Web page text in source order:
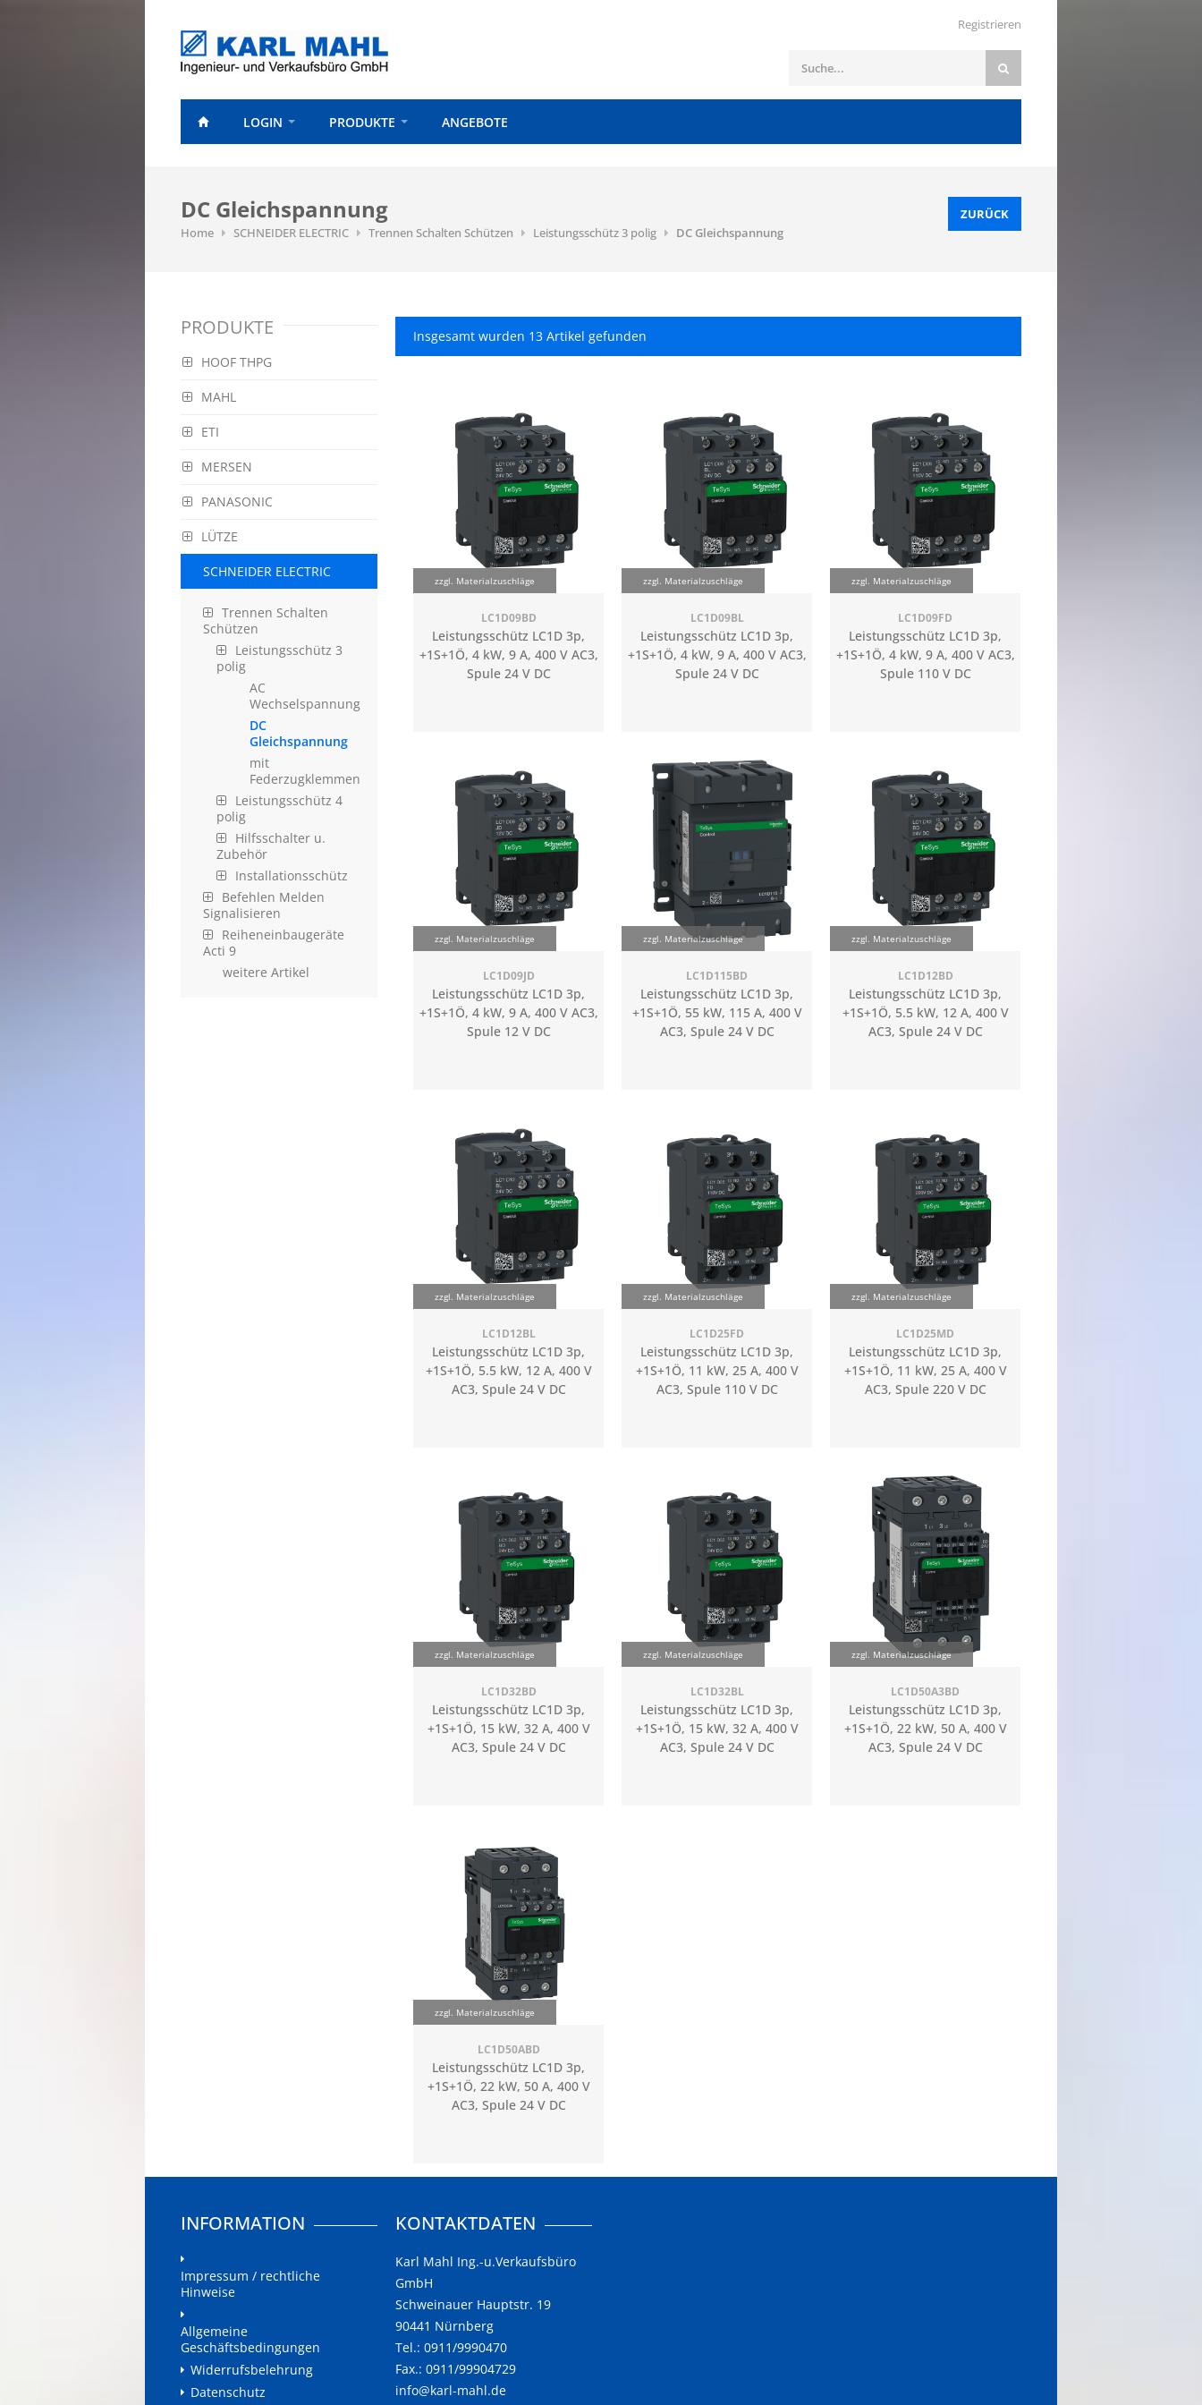
Registrieren
LOGIN PRODUKTE ANGEBOTE
DC Gleichspannung
Home SCHNEIDER ELECTRIC Trennen Schalten Schützen Leistungsschütz 3 polig DC Gleichspannung
ZURÜCK
PRODUKTE
HOOF THPG
MAHL
ETI
MERSEN
PANASONIC
LÜTZE
SCHNEIDER ELECTRIC
Trennen Schalten
Schützen
Leistungsschütz 3
polig
AC
Wechselspannung
DC
Gleichspannung
mit
Federzugklemmen
Leistungsschütz 4
polig
Hilfsschalter u.
Zubehör
Installationsschütz
Befehlen Melden
Signalisieren
Reiheneinbaugeräte
Acti 9
weitere Artikel
Insgesamt wurden 13 Artikel gefunden
zzgl. Materialzuschläge
LC1D09BD
Leistungsschütz LC1D 3p,
+1S+1Ö, 4 kW, 9 A, 400 V AC3,
Spule 24 V DC
zzgl. Materialzuschläge
LC1D09BL
Leistungsschütz LC1D 3p,
+1S+1Ö, 4 kW, 9 A, 400 V AC3,
Spule 24 V DC
zzgl. Materialzuschläge
LC1D09FD
Leistungsschütz LC1D 3p,
+1S+1Ö, 4 kW, 9 A, 400 V AC3,
Spule 110 V DC
zzgl. Materialzuschläge
LC1D09JD
Leistungsschütz LC1D 3p,
+1S+1Ö, 4 kW, 9 A, 400 V AC3,
Spule 12 V DC
zzgl. Materialzuschläge
LC1D115BD
Leistungsschütz LC1D 3p,
+1S+1Ö, 55 kW, 115 A, 400 V
AC3, Spule 24 V DC
zzgl. Materialzuschläge
LC1D12BD
Leistungsschütz LC1D 3p,
+1S+1Ö, 5.5 kW, 12 A, 400 V
AC3, Spule 24 V DC
zzgl. Materialzuschläge
LC1D12BL
Leistungsschütz LC1D 3p,
+1S+1Ö, 5.5 kW, 12 A, 400 V
AC3, Spule 24 V DC
zzgl. Materialzuschläge
LC1D25FD
Leistungsschütz LC1D 3p,
+1S+1Ö, 11 kW, 25 A, 400 V
AC3, Spule 110 V DC
zzgl. Materialzuschläge
LC1D25MD
Leistungsschütz LC1D 3p,
+1S+1Ö, 11 kW, 25 A, 400 V
AC3, Spule 220 V DC
zzgl. Materialzuschläge
LC1D32BD
Leistungsschütz LC1D 3p,
+1S+1Ö, 15 kW, 32 A, 400 V
AC3, Spule 24 V DC
zzgl. Materialzuschläge
LC1D32BL
Leistungsschütz LC1D 3p,
+1S+1Ö, 15 kW, 32 A, 400 V
AC3, Spule 24 V DC
zzgl. Materialzuschläge
LC1D50A3BD
Leistungsschütz LC1D 3p,
+1S+1Ö, 22 kW, 50 A, 400 V
AC3, Spule 24 V DC
zzgl. Materialzuschläge
LC1D50ABD
Leistungsschütz LC1D 3p,
+1S+1Ö, 22 kW, 50 A, 400 V
AC3, Spule 24 V DC
INFORMATION
Impressum / rechtliche
Hinweise
Allgemeine
Geschäftsbedingungen
Widerrufsbelehrung
Datenschutz
KONTAKTDATEN
Karl Mahl Ing.-u.Verkaufsbüro
GmbH
Schweinauer Hauptstr. 19
90441 Nürnberg
Tel.: 0911/9990470
Fax.: 0911/99904729
info@karl-mahl.de